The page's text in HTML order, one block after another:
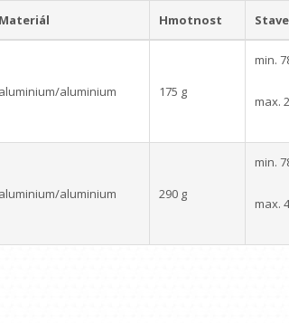
Materiál Hmotnost
aluminium/aluminium 175 g
min.
max.
aluminium/aluminium 290 g
min.
max.